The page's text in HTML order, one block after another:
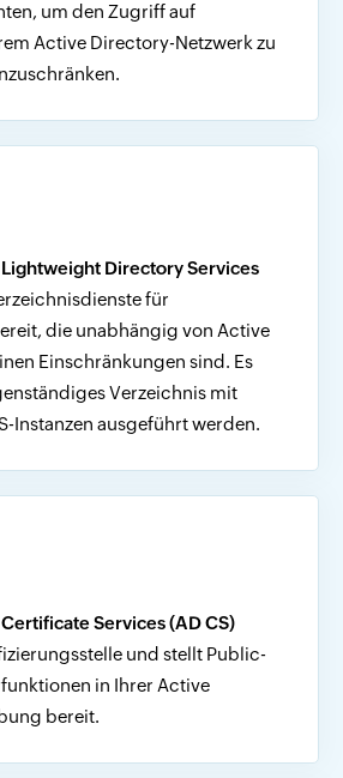
um den Zugriff auf
Active Directory-Netzwerk zu
Directory Services
für
die unabhängig von Active
Einschränkungen sind. Es
Verzeichnis mit
Instanzen ausgeführt werden.
Services (AD CS)
und stellt Public-
in Ihrer Active
bereit.